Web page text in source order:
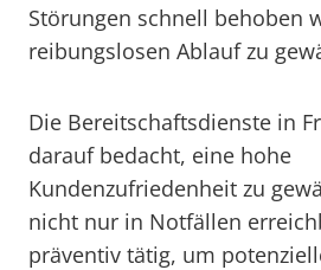
Störungen schnell behoben
reibungslosen Ablauf zu
Die Bereitschaftsdienste in
darauf bedacht, eine hohe
Kundenzufriedenheit zu
nicht nur in Notfällen
präventiv tätig, um